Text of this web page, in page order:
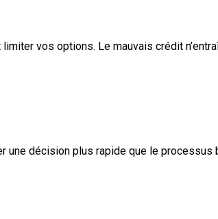
vos options. Le mauvais crédit
une décision plus rapide que le processus